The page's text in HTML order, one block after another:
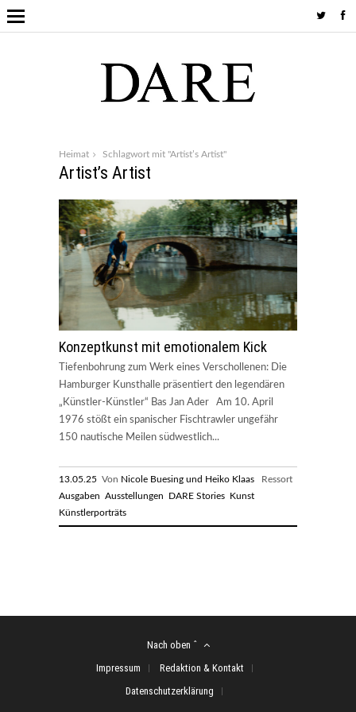
Heimat Schlagwort mit "Artist’s Artist"
Artist’s Artist
Konzeptkunst mit emotionalem Kick
Tiefenbohrung zum Werk eines Verschollenen: Die
Hamburger Kunsthalle präsentiert den legendären
„Künstler-Künstler“ Bas Jan Ader Am 10. April
1976 stößt ein spanischer Fischtrawler ungefähr
150 nautische Meilen südwestlich...
13.05.25 Von Nicole Buesing und Heiko Klaas Ressort
Ausgaben Ausstellungen DARE Stories Kunst
Künstlerporträts
Nach oben ˆ
Impressum
Redaktion & Kontakt
Datenschutzerklärung